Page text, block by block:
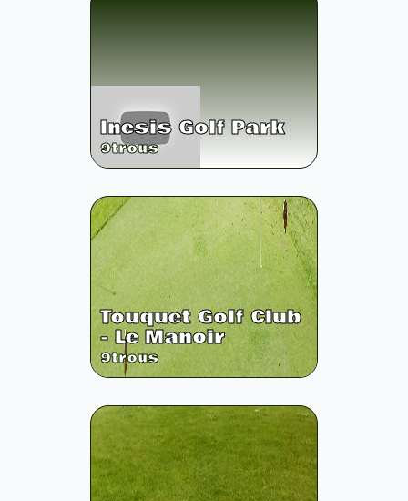
Inesis Golf Park
9trous
Touquet Golf Club
- Le Manoir
9trous